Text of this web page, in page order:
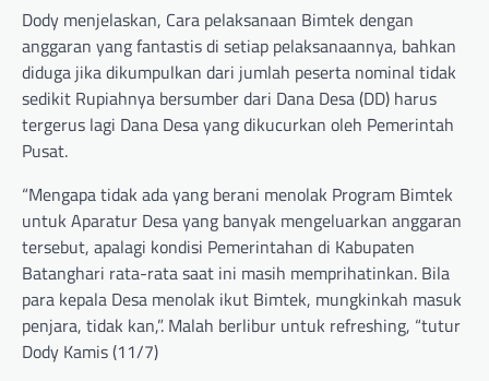
Dody menjelaskan, Cara pelaksanaan Bimtek dengan
anggaran yang fantastis di setiap pelaksanaannya, bahkan
diduga jika dikumpulkan dari jumlah peserta nominal tidak
sedikit Rupiahnya bersumber dari Dana Desa (DD) harus
tergerus lagi Dana Desa yang dikucurkan oleh Pemerintah
Pusat.
“Mengapa tidak ada yang berani menolak Program Bimtek
untuk Aparatur Desa yang banyak mengeluarkan anggaran
tersebut, apalagi kondisi Pemerintahan di Kabupaten
Batanghari rata-rata saat ini masih memprihatinkan. Bila
para kepala Desa menolak ikut Bimtek, mungkinkah masuk
penjara, tidak kan,”. Malah berlibur untuk refreshing, “tutur
Dody Kamis (11/7)